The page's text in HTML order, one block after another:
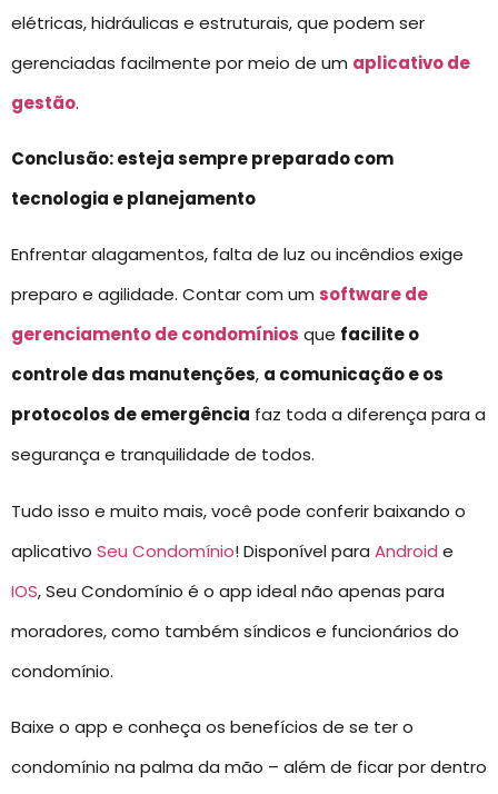
elétricas, hidráulicas e estruturais, que podem ser
gerenciadas facilmente por meio de um aplicativo de
gestão.
Conclusão: esteja sempre preparado com
tecnologia e planejamento
Enfrentar alagamentos, falta de luz ou incêndios exige
preparo e agilidade. Contar com um software de
gerenciamento de condomínios que facilite o
controle das manutenções, a comunicação e os
protocolos de emergência faz toda a diferença para a
segurança e tranquilidade de todos.
Tudo isso e muito mais, você pode conferir baixando o
aplicativo Seu Condomínio! Disponível para Android e
IOS, Seu Condomínio é o app ideal não apenas para
moradores, como também síndicos e funcionários do
condomínio.
Baixe o app e conheça os benefícios de se ter o
condomínio na palma da mão – além de ficar por dentro